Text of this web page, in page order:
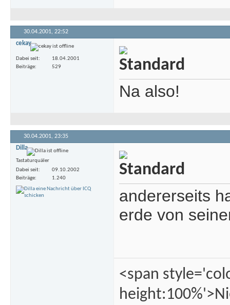
30.04.2001, 22:52
cekay
Dabei seit
18.04.2001
Beiträge
529
Na also!
30.04.2001, 23:35
Dilla
Tastaturquäler
Dabei seit
09.10.2002
Beiträge
1.240
andererseits
erde von
<span